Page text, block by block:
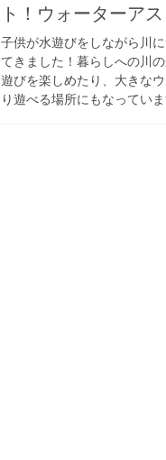
ト！ウォーターア
子供が水遊びをしながら川
てきました！暮らしへの川
遊びを楽しめたり、大きな
り遊べる場所にもなってい